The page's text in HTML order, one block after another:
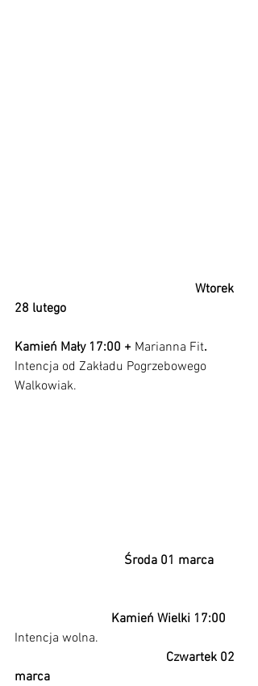
Wtorek
28 lutego
Kamień Mały 17:00 + Marianna Fit.
Intencja od Zakładu Pogrzebowego
Walkowiak.
                                  Środa 01 marca
Kamień Wielki 17:00
Intencja wolna.
Czwartek 02
marca